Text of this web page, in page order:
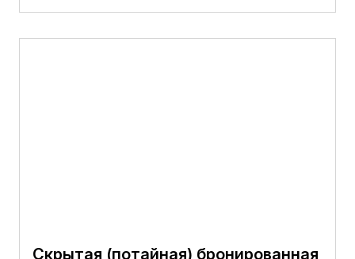
Скрытая (потайная) бронированная